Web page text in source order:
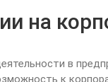
на
в
к